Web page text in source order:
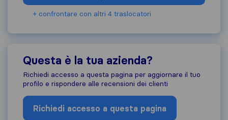
+ confrontare con altri 4 traslocatori
Questa è la tua azienda?
Richiedi accesso a questa pagina per aggiornare il tuo
profilo e rispondere alle recensioni dei clienti
Richiedi accesso a questa pagina